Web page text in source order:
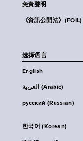
免責聲明
《資訊公開法》(FOIL)
选择语言
English
العربية (Arabic)
русский (Russian)
한국어 (Korean)